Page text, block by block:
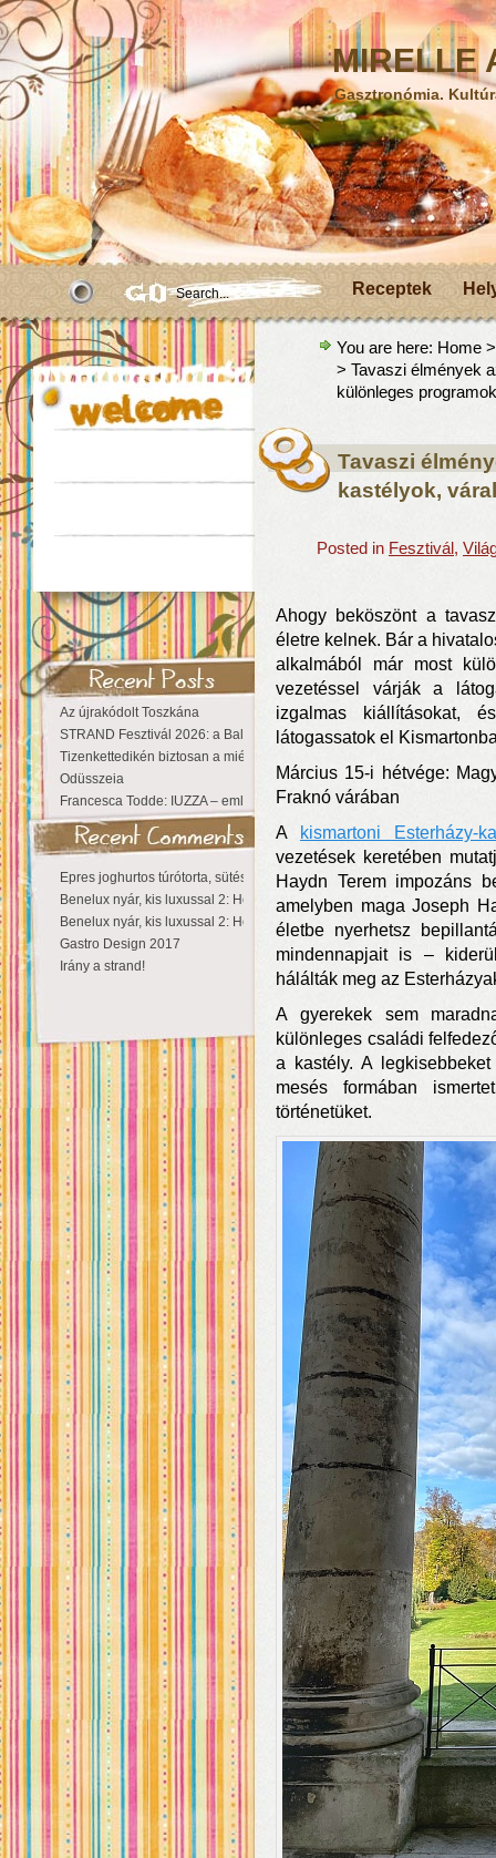
MIRELLE
Gasztronómia.
Receptek
Az újrakódolt Toszkána
STRAND Fesztivál 2026: a Balaton partján a nyár még tart!
Tizenkettedikén biztosan a miénk a Sziget!
Odüsszeia
Francesca Todde: IUZZA – emlékezet, táj és irodalom találkozása a Mai
Epres joghurtos túrótorta, sütés nélkül
Benelux nyár, kis luxussal 2: Hollandia
Benelux nyár, kis luxussal 2: Hollandia
Gastro Design 2017
Irány a strand!
You are here: Home
> Tavaszi élmények
különleges programok
Tavaszi
kastélyok,
Posted in Fesztivál ,
Ahogy beköszönt a
életre kelnek. Bár a
alkalmából már most
vezetéssel várják a
izgalmas kiállításokat,
látogassatok el
Március 15-i hétvége:
Fraknó várában
A
kismartoni Esterházy-
vezetések keretében
Haydn Terem impozáns
amelyben maga Joseph
életbe nyerhetsz
mindennapjait is –
hálálták meg az
A gyerekek sem
különleges családi
a kastély. A
mesés formában
történetüket.